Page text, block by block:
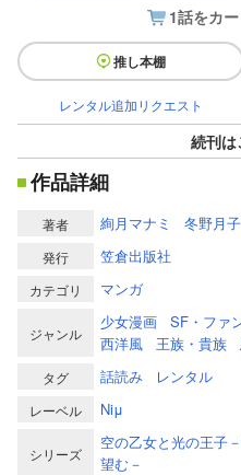
1話をカ
推し本棚
レンタル追加リクエスト
続刊は
作品詳細
著者 絢月マナミ 冬野月子
発行 笠倉出版社
カテゴリ マンガ
ジャンル
少女漫画 SF・ファ
西洋風
王族・貴族
タグ 話読み レンタル
レーベル Niμ
シリーズ
空の乙女と光の王子
望む－